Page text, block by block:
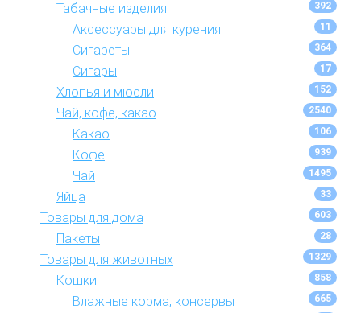
Табачные изделия 392
Аксессуары для курения 11
Сигареты 364
Сигары 17
Хлопья и мюсли 152
Чай, кофе, какао 2540
Какао 106
Кофе 939
Чай 1495
Яйца 33
Товары для дома 603
Пакеты 28
Товары для животных 1329
Кошки 858
Влажные корма, консервы 665